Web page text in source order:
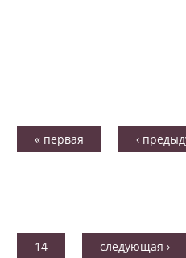
« первая ‹
14 следующая ›